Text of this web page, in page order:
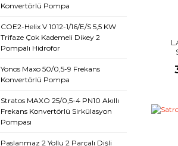
Konvertörlü Pompa
COE2-Helix V 1012-1/16/E/S 5,5 KW
Trifaze Çok Kademeli Dikey 2
Pompalı Hidrofor
Yonos Maxo 50/0,5-9 Frekans
Konvertörlü Pompa
Stratos MAXO 25/0,5-4 PN10 Akıllı
Frekans Konvertörlü Sirkülasyon
Pompası
Paslanmaz 2 Yollu 2 Parçalı Dişli